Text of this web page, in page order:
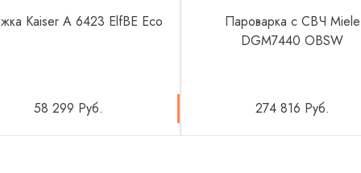
Kaiser A 6423 ElfBE Eco
58 299 Руб.
Пароварка с СВЧ Miele
DGM7440 OBSW
274 816 Руб.